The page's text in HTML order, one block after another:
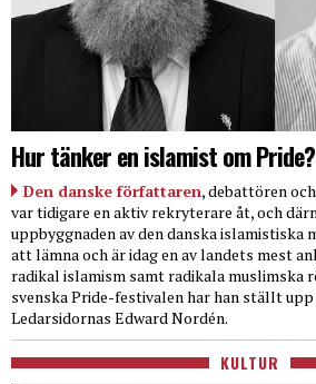
Hur tänker en islamist om Pride?
Den danske författaren, debattören
var tidigare en aktiv rekryterare åt, och
uppbyggnaden av den danska islamistiska
att lämna och är idag en av landets mest
radikal islamism samt radikala muslimska
svenska Pride-festivalen har han ställt upp
Ledarsidornas Edward Nordén.
KULTUR